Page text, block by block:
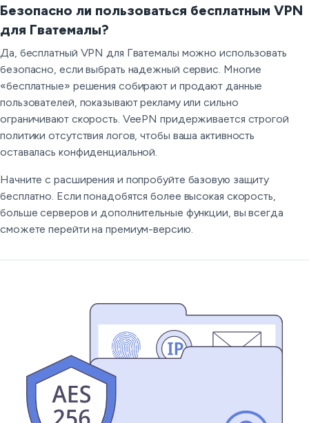
Безопасно ли пользоваться бесплатным VPN
для Гватемалы?
Да, бесплатный VPN для Гватемалы можно использовать
безопасно, если выбрать надежный сервис. Многие
«бесплатные» решения собирают и продают данные
пользователей, показывают рекламу или сильно
ограничивают скорость. VeePN придерживается строгой
политики отсутствия логов, чтобы ваша активность
оставалась конфиденциальной.
Начните с расширения и попробуйте базовую защиту
бесплатно. Если понадобятся более высокая скорость,
больше серверов и дополнительные функции, вы всегда
сможете перейти на премиум-версию.